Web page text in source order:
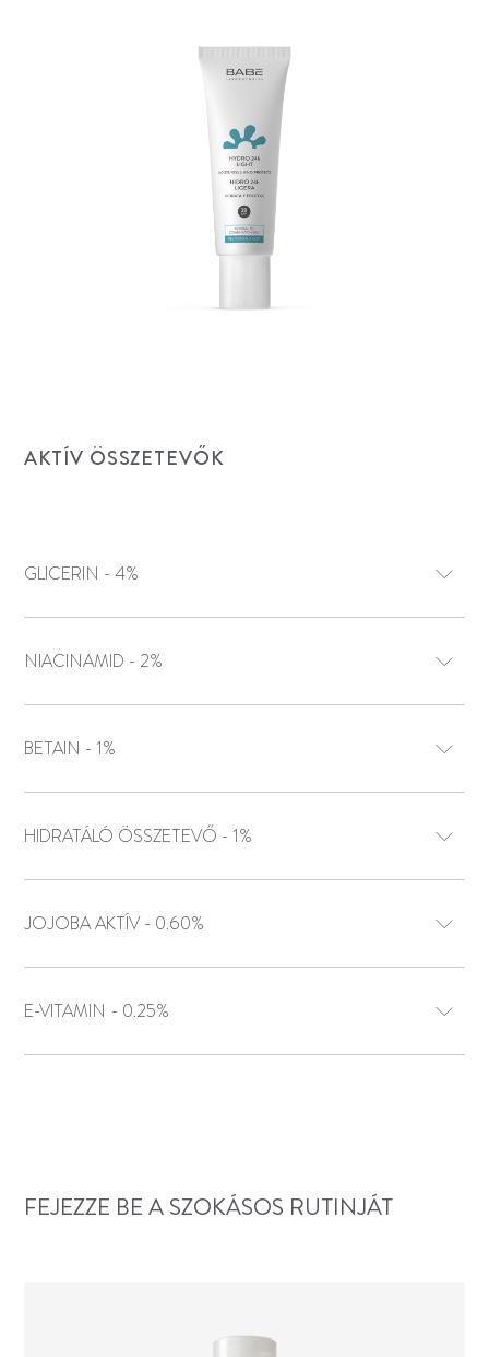
AKTÍV ÖSSZETEVŐK
GLICERIN - 4%
NIACINAMID - 2%
BETAIN - 1%
HIDRATÁLÓ ÖSSZETEVŐ - 1%
JOJOBA AKTÍV - 0.60%
E-VITAMIN - 0.25%
FEJEZZE BE A SZOKÁSOS RUTINJÁT